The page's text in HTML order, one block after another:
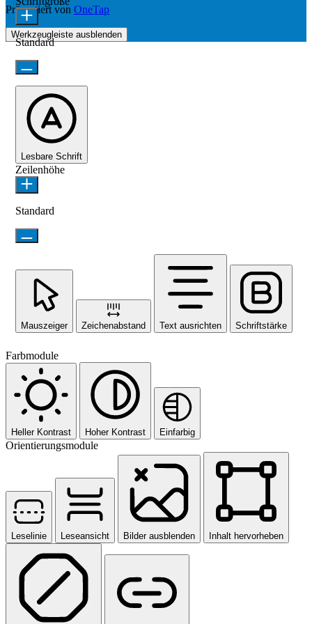
Präsentiert von OneTap
Werkzeugleiste ausblenden
Standard
Lesbare Schrift
Zeilenhöhe
Standard
Mauszeiger Zeichenabstand Text ausrichten Schriftstärke
Farbmodule
Heller Kontrast Hoher Kontrast Einfarbig
Orientierungsmodule
Leselinie Leseansicht Bilder ausblenden Inhalt hervorheben